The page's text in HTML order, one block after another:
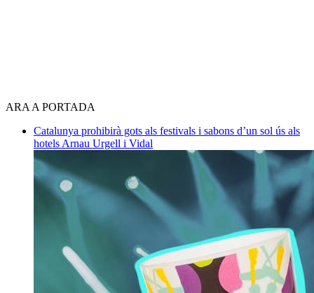
ARA A PORTADA
Catalunya prohibirà gots als festivals i sabons d’un sol ús als
hotels Arnau Urgell i Vidal